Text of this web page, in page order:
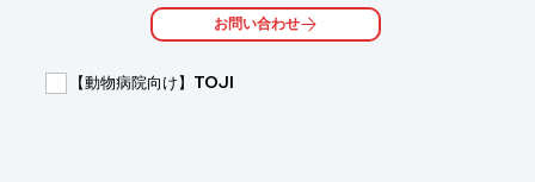
・スタッフ向けの福利厚生
・心身のバランスを整え、ストレス軽減
お問い合わせ
【動物病院向け】TOJI